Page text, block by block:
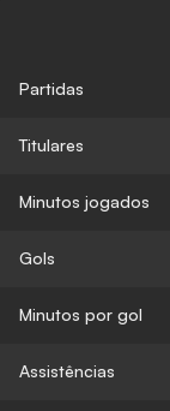
Partidas
Titulares
Minutos jogados
Gols
Minutos por gol
Assistências